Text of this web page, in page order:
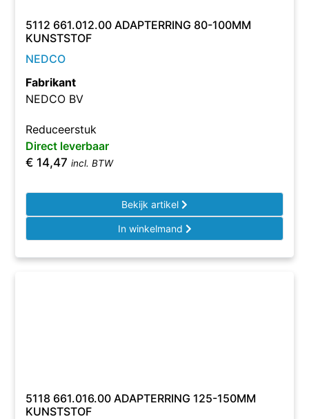
5112 661.012.00 ADAPTERRING 80-100MM
KUNSTSTOF
NEDCO
Fabrikant
NEDCO BV
Reduceerstuk
Direct leverbaar
€ 14,47 incl. BTW
Bekijk artikel
In winkelmand
5118 661.016.00 ADAPTERRING 125-150MM
KUNSTSTOF